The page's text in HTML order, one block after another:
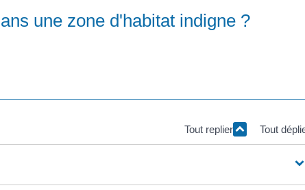
une zone d'habitat indigne ?
Tout replier Tout